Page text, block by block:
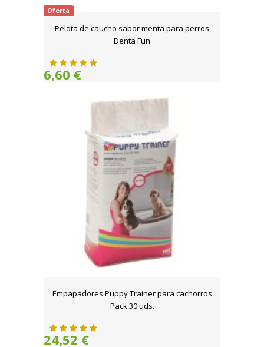
Oferta
Pelota de caucho sabor menta para perros
Denta Fun
6,60 €
Empapadores Puppy Trainer para cachorros
Pack 30 uds.
24,52 €